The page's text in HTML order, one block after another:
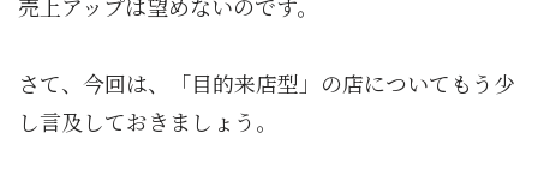
さて、今回は、「目的来店型」の店についてもう少
し言及しておきましょう。